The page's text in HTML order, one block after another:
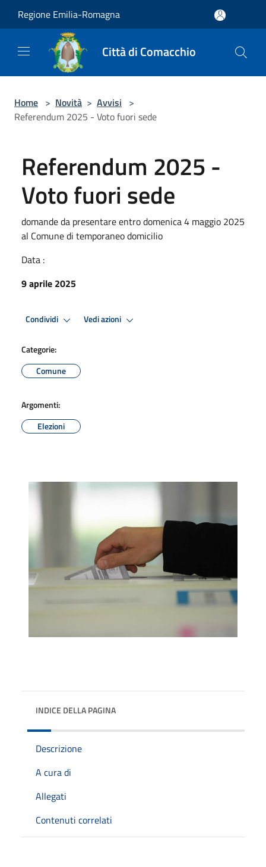
Regione Emilia-Romagna
Città di Comacchio
Home > Novità > Avvisi >
Referendum 2025 - Voto fuori sede
Referendum 2025 -
Voto fuori sede
domande da presentare entro domenica 4 maggio 2025
al Comune di temporaneo domicilio
Data :
9 aprile 2025
Condividi Vedi azioni
Categorie:
Comune
Argomenti:
Elezioni
INDICE DELLA PAGINA
Descrizione
A cura di
Allegati
Contenuti correlati